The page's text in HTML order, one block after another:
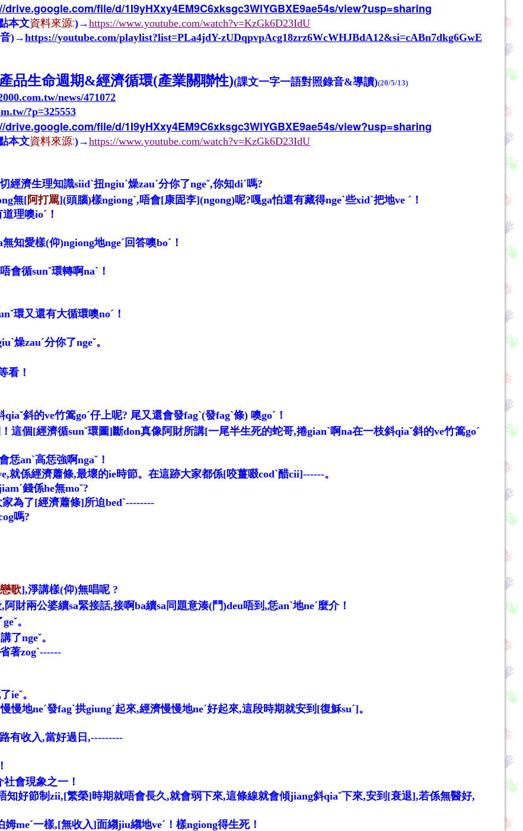
drive.google.com/file/d/1I9yHXxy4EM9C6xksgc3WlYGBXE9ae54s/view?usp=sharing
本文資料來源:)→https://www.youtube.com/watch?v=KzGk6D23IdU
音)→https://youtube.com/playlist?list=PLa4jdY-zUDqpvpAcg18zrz6WcWHJBdA12&si=cABn7dkg6GwE
品生命週期&經濟循環(產業關聯性)(課文一字一語對照錄音&導讀)(20/5/13)
news/471072
?p=325553
drive.google.com/file/d/1I9yHXxy4EM9C6xksgc3WlYGBXE9ae54s/view?usp=sharing
本文資料來源:)→https://www.youtube.com/watch?v=KzGk6D23IdU
經濟生理知識siidˋ扭ngiuˋ燥zauˊ分你了ngeˇ,你知diˊ嗎?
無[阿打罵](頭腦)樣ngiongˋ,唔會[康固李](ngong)呢?嘎ga怕還有藏得ngeˋ些xidˋ把地ve ˊ！
理噢ioˊ！
知愛樣(仰)ngiong地ngeˊ回答噢boˊ！
會循sunˇ環轉啊naˋ！
環又還有大循環噢noˊ！
燥zauˊ分你了ngeˇ。
看！
斜的ve竹篙goˊ仔上呢? 尾又還會發fagˋ(發fagˋ條) 噢goˊ！
這個[經濟循sunˇ環圖]斷don真像阿財所講[一尾半生死的蛇哥,捲gianˋ啊na在一枝斜qiaˇ斜的ve竹篙goˊ
恁anˋ高恁強啊ngaˇ！
就係經濟蕭條,最壞的ie時節。在這跡大家都係[咬薑啜codˋ醋cii]------。
錢係he無moˇ?
為了[經濟蕭條]所迫bedˋ--------
嗎?
歌],淨講樣(仰)無唱呢 ?
財兩公婆續sa緊接話,接啊ba續sa同題意湊(鬥)deu唔到,恁anˋ地neˊ麼介！
。
了ngeˇ。
著zogˋ------
ieˇ。
地neˊ發fagˋ拱giungˊ起來,經濟慢慢地neˊ好起來,這段時期就安到[復穌suˊ]。
有收入,當好過日,---------
會現象之一！
知好節制zii,[繁榮]時期就唔會長久,就會弱下來,這條線就會傾jiang斜qiaˇ下來,安到[衰退],若係無醫好,
meˊ一樣,[無收入]面縐jiu縐地veˊ！樣ngiong得生死！